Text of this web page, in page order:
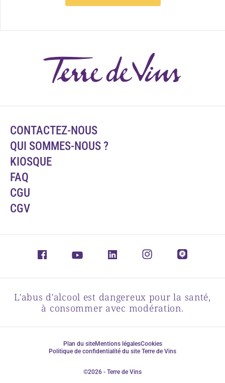
CONTACTEZ-NOUS
QUI SOMMES-NOUS ?
KIOSQUE
FAQ
CGU
CGV
L'abus d'alcool est dangereux pour la santé,
à consommer avec modération.
Plan du siteMentions légalesCookies
Politique de confidentialité du site Terre de Vins
©2026 - Terre de Vins